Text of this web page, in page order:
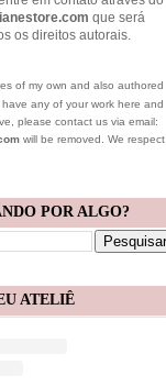
que será
os direitos autorais.
of my own and also authored
any of your work here and
please contact us via email:
will be removed. We respect
POR ALGO?
ATELIÊ